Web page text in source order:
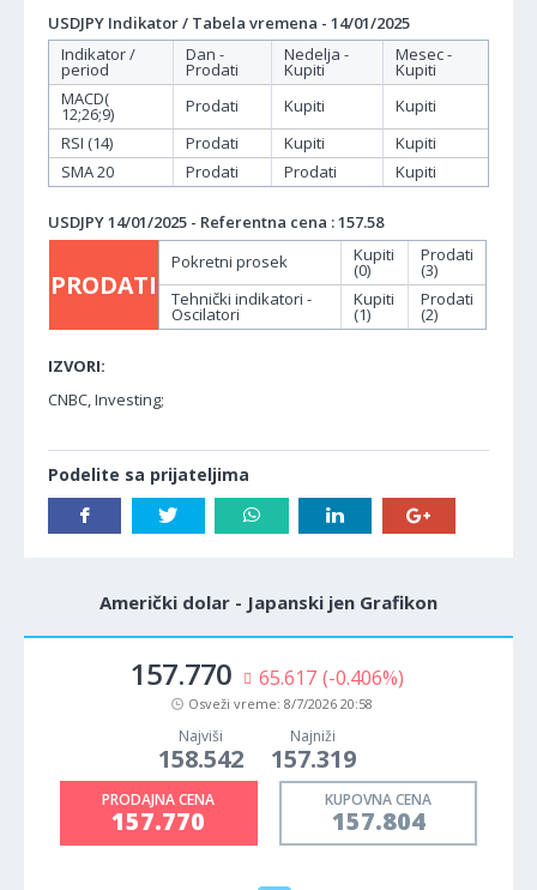
USDJPY Indikator / Tabela vremena - 14/01/2025
Indikator /
period
Dan -
Prodati
Nedelja -
Kupiti
Mesec -
Kupiti
MACD(
12;26;9) Prodati Kupiti
Kupiti
RSI (14)
Prodati Kupiti
Kupiti
SMA 20
Prodati Prodati Kupiti
USDJPY 14/01/2025 - Referentna cena : 157.58
PRODATI
Pokretni prosek Kupiti
(0)
Prodati
(3)
Tehnički indikatori -
Oscilatori
Kupiti
(1)
Prodati
(2)
IZVORI:
CNBC, Investing;
Podelite sa prijateljima
Američki dolar - Japanski jen Grafikon
157.770 65.617 (-0.406%)
Osveži vreme: 8/7/2026 20:58
Najviši
158.542
Najniži
157.319
PRODAJNA CENA
157.770
KUPOVNA CENA
157.804